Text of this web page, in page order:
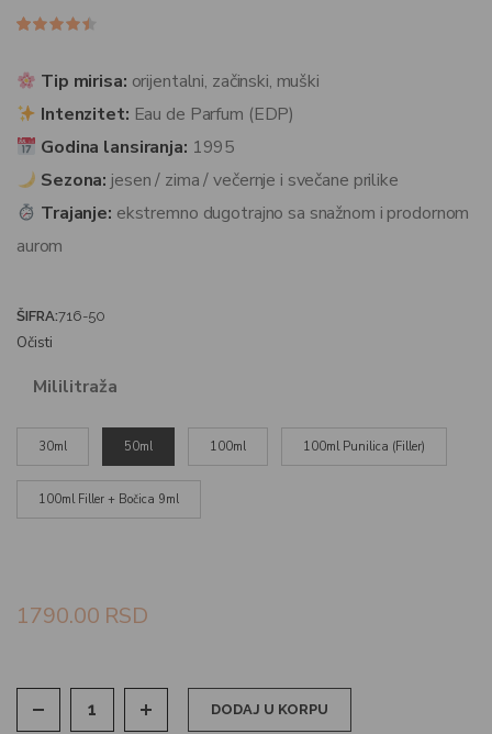
5 na
osnovu
kupaca
Tip mirisa: orijentalni, začinski, muški
Intenzitet: Eau de Parfum (EDP)
Godina lansiranja: 1995
Sezona: jesen / zima / večernje i svečane prilike
Trajanje: ekstremno dugotrajno sa snažnom i prodornom
aurom
ŠIFRA:716-50
Mililitraža
30ml 50ml 100ml 100ml Punilica (Filler)
100ml Filler + Bočica 9ml
Očisti
1790.00 RSD
DODAJ U KORPU